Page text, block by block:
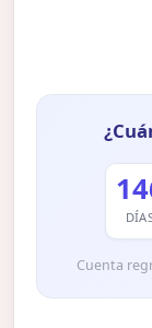
Cuenta